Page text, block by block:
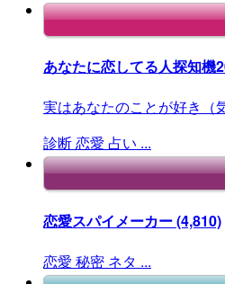
あなたに恋してる人探知機
実はあなたのことが好き（
診断恋愛 占い ...
恋愛スパイメーカー(4,810)
恋愛 秘密 ネタ ...